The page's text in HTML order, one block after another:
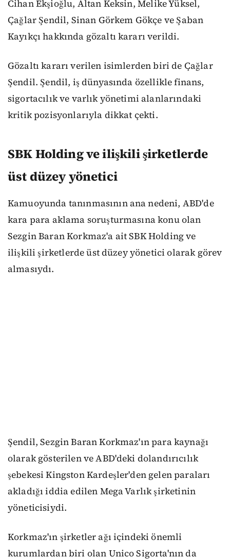
Cihan Ekşioğlu, ⁠Altan Keksin, ⁠Melike Yüksel,
⁠Çağlar Şendil, ⁠Sinan Görkem Gökçe ve ⁠Şaban
Kayıkçı hakkında gözaltı kararı verildi.
Gözaltı kararı verilen isimlerden biri de Çağlar
Şendil. Şendil, iş dünyasında özellikle finans,
sigortacılık ve varlık yönetimi alanlarındaki
kritik pozisyonlarıyla dikkat çekti.
SBK Holding ve ilişkili şirketlerde
üst düzey yönetici
Kamuoyunda tanınmasının ana nedeni, ABD'de
kara para aklama soruşturmasına konu olan
Sezgin Baran Korkmaz'a ait SBK Holding ve
ilişkili şirketlerde üst düzey yönetici olarak görev
almasıydı.
Şendil, Sezgin Baran Korkmaz'ın para kaynağı
olarak gösterilen ve ABD'deki dolandırıcılık
şebekesi Kingston Kardeşler'den gelen paraları
akladığı iddia edilen Mega Varlık şirketinin
yöneticisiydi.
Korkmaz'ın şirketler ağı içindeki önemli
kurumlardan biri olan Unico Sigorta'nın da